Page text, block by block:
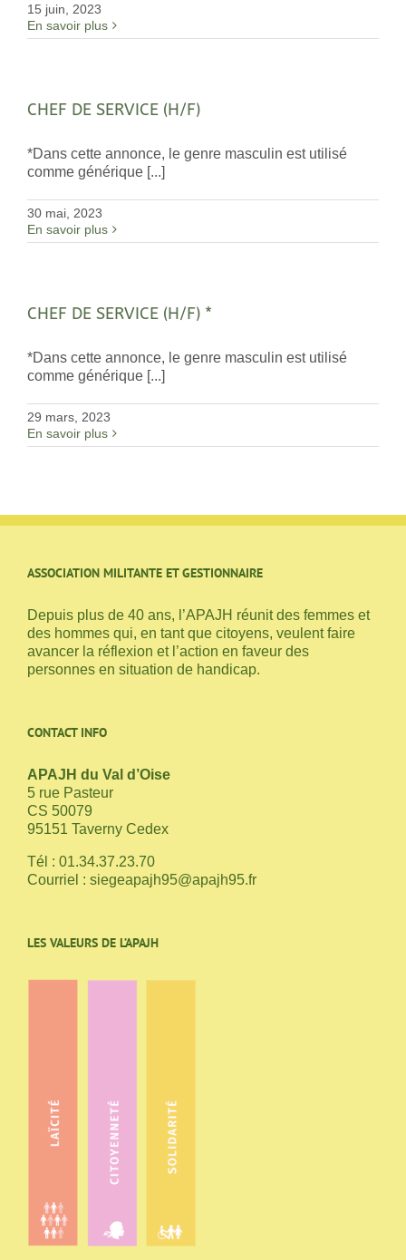
15 juin, 2023
En savoir plus
CHEF DE SERVICE (H/F)
*Dans cette annonce, le genre masculin est utilisé
comme générique [...]
30 mai, 2023
En savoir plus
CHEF DE SERVICE (H/F) *
*Dans cette annonce, le genre masculin est utilisé
comme générique [...]
29 mars, 2023
En savoir plus
ASSOCIATION MILITANTE ET GESTIONNAIRE
Depuis plus de 40 ans, l’APAJH réunit des femmes et
des hommes qui, en tant que citoyens, veulent faire
avancer la réflexion et l’action en faveur des
personnes en situation de handicap.
CONTACT INFO
APAJH du Val d’Oise
5 rue Pasteur
CS 50079
95151 Taverny Cedex
Tél : 01.34.37.23.70
Courriel : siegeapajh95@apajh95.fr
LES VALEURS DE L’APAJH